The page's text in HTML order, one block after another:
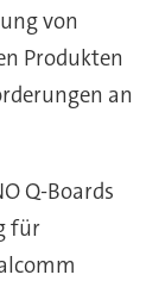
von
Produkten
an
Q-Boards
für